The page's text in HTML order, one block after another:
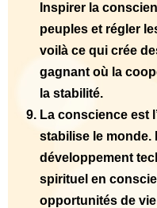
Inspirer la
peuples et régler
voilà ce qui crée
gagnant où la
la stabilité.
La conscience est
stabilise le monde.
développement
spirituel en
opportunités de